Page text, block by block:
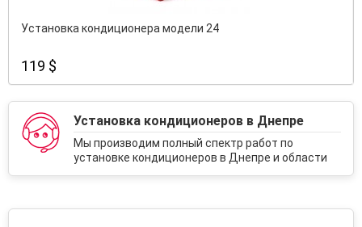
Установка кондиционера модели 24
119 $
Установка кондиционеров в Днепре
Мы производим полный спектр работ по
установке кондиционеров в Днепре и области